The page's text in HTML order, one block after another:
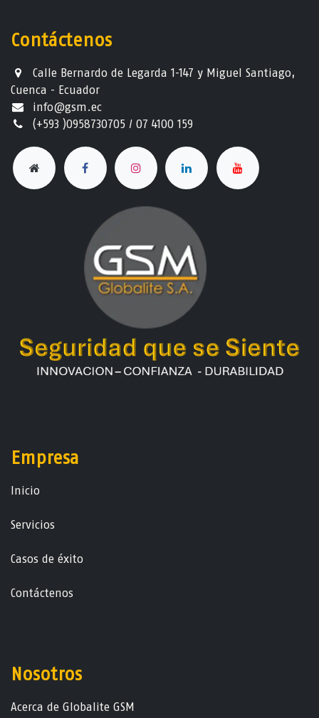
Contáctenos
Calle Bernardo de Legarda 1-147 y Miguel Santiago,
Cuenca - Ecuador
info@gsm.ec​
(+593 )0958730705 / 07 4100 159
Empresa
Ini​ci​o
Servicios
Casos de éxito
Contáctenos
Nosotros
Acerca de Globalite GSM